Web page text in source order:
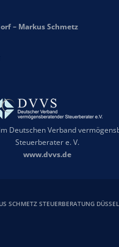
– Markus Schmetz
Deutschen Verband
Steuerberater e. V.
www.dvvs.de
SCHMETZ STEUERBERATUNG